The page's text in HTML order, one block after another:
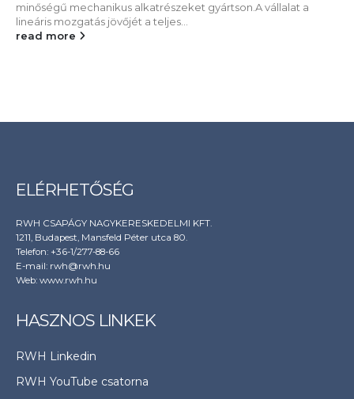
minőségű mechanikus alkatrészeket gyártson.A vállalat a
lineáris mozgatás jövőjét a teljes...
read more
ELÉRHETŐSÉG
RWH CSAPÁGY NAGYKERESKEDELMI KFT.
1211, Budapest, Mansfeld Péter utca 80.
Telefon: +36-1/277-88-66
E-mail: rwh@rwh.hu
Web: www.rwh.hu
HASZNOS LINKEK
RWH Linkedin
RWH YouTube csatorna